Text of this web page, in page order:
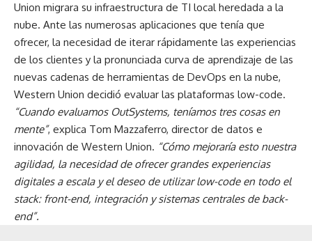
Union migrara su infraestructura de TI local heredada a la
nube. Ante las numerosas aplicaciones que tenía que
ofrecer, la necesidad de iterar rápidamente las experiencias
de los clientes y la pronunciada curva de aprendizaje de las
nuevas cadenas de herramientas de DevOps en la nube,
Western Union decidió evaluar las plataformas low-code.
“Cuando evaluamos OutSystems, teníamos tres cosas en
mente”, explica Tom Mazzaferro, director de datos e
innovación de Western Union. “Cómo mejoraría esto nuestra
agilidad, la necesidad de ofrecer grandes experiencias
digitales a escala y el deseo de utilizar low-code en todo el
stack: front-end, integración y sistemas centrales de back-
end”.